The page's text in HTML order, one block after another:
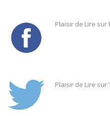
Plaisir de Lire sur
Plaisir de Lire sur